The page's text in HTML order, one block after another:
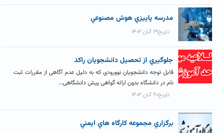
مدرسه پاييزي هوش مصنوعي
تاریخ۲۹ آبان ۱۴۰۲
جلوگيري از تحصيل دانشجويان راکد
قابل توجه دانشجویان نوورودی که به دلیل عدم آگاهی از مقررات ثبت
نام در دانشگاه بدون ارائه گواهی پیش دانشگاهی...
تاریخ۲۰ آبان ۱۴۰۲
برگزاري مجموعه کارگاه هاي ايمني